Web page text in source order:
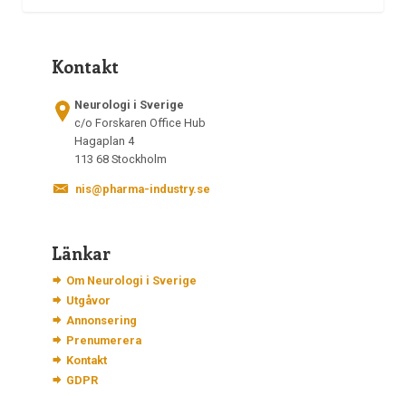
Kontakt
Neurologi i Sverige
c/o Forskaren Office Hub
Hagaplan 4
113 68 Stockholm
nis@pharma-industry.se
Länkar
Om Neurologi i Sverige
Utgåvor
Annonsering
Prenumerera
Kontakt
GDPR